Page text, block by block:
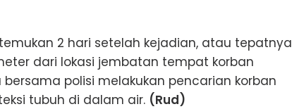
2 hari setelah kejadian, atau tepatnya
dari lokasi jembatan tempat korban
polisi melakukan pencarian korban
tubuh di dalam air. (Rud)